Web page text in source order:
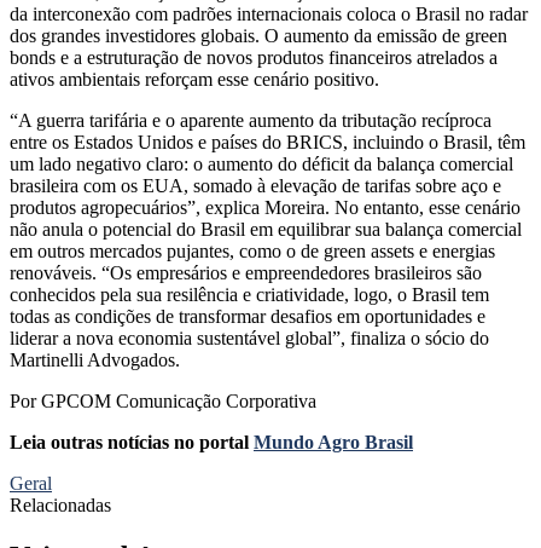
da interconexão com padrões internacionais coloca o Brasil no radar
dos grandes investidores globais. O aumento da emissão de green
bonds e a estruturação de novos produtos financeiros atrelados a
ativos ambientais reforçam esse cenário positivo.
“A guerra tarifária e o aparente aumento da tributação recíproca
entre os Estados Unidos e países do BRICS, incluindo o Brasil, têm
um lado negativo claro: o aumento do déficit da balança comercial
brasileira com os EUA, somado à elevação de tarifas sobre aço e
produtos agropecuários”, explica Moreira. No entanto, esse cenário
não anula o potencial do Brasil em equilibrar sua balança comercial
em outros mercados pujantes, como o de green assets e energias
renováveis. “Os empresários e empreendedores brasileiros são
conhecidos pela sua resilência e criatividade, logo, o Brasil tem
todas as condições de transformar desafios em oportunidades e
liderar a nova economia sustentável global”, finaliza o sócio do
Martinelli Advogados.
Por GPCOM Comunicação Corporativa
Leia outras notícias no portal Mundo Agro Brasil
Geral
Relacionadas